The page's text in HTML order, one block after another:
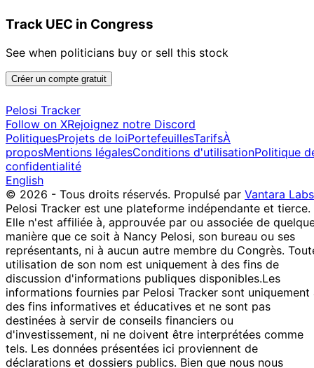
Track UEC in Congress
See when politicians buy or sell this stock
Créer un compte gratuit
Pelosi Tracker
Follow on XRejoignez notre Discord
PolitiquesProjets de loiPortefeuillesTarifsÀ
proposMentions légalesConditions d'utilisationPolitique
confidentialité
English
© 2026 - Tous droits réservés. Propulsé par Vantara Labs
Pelosi Tracker est une plateforme indépendante et tierce.
Elle n'est affiliée à, approuvée par ou associée de
manière que ce soit à Nancy Pelosi, son bureau ou ses
représentants, ni à aucun autre membre du Congrès.
utilisation de son nom est uniquement à des fins de
discussion d'informations publiques disponibles.Les
informations fournies par Pelosi Tracker sont uniquement
des fins informatives et éducatives et ne sont pas
destinées à servir de conseils financiers ou
d'investissement, ni ne doivent être interprétées comme
tels. Les données présentées ici proviennent de
déclarations et dossiers publics. Bien que nous nous